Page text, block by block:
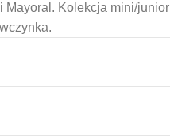
Mayoral. Kolekcja mini/junior